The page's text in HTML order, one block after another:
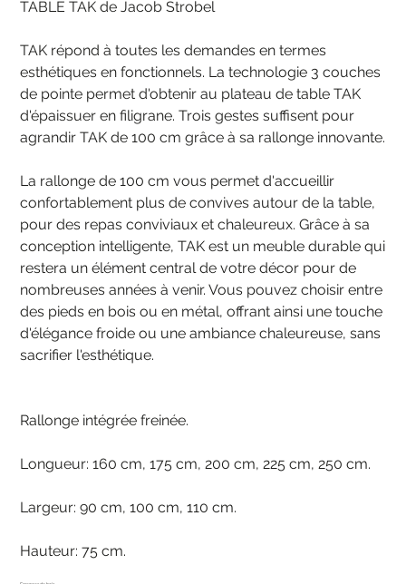
TABLE TAK de Jacob Strobel
TAK répond à toutes les demandes en termes
esthétiques en fonctionnels. La technologie 3 couches
de pointe permet d'obtenir au plateau de table TAK
d'épaissuer en filigrane. Trois gestes suffisent pour
agrandir TAK de 100 cm grâce à sa rallonge innovante.
La rallonge de 100 cm vous permet d'accueillir
confortablement plus de convives autour de la table,
pour des repas conviviaux et chaleureux. Grâce à sa
conception intelligente, TAK est un meuble durable qui
restera un élément central de votre décor pour de
nombreuses années à venir. Vous pouvez choisir entre
des pieds en bois ou en métal, offrant ainsi une touche
d'élégance froide ou une ambiance chaleureuse, sans
sacrifier l'esthétique.
Rallonge intégrée freinée.
Longueur: 160 cm, 175 cm, 200 cm, 225 cm, 250 cm.
Largeur: 90 cm, 100 cm, 110 cm.
Hauteur: 75 cm.